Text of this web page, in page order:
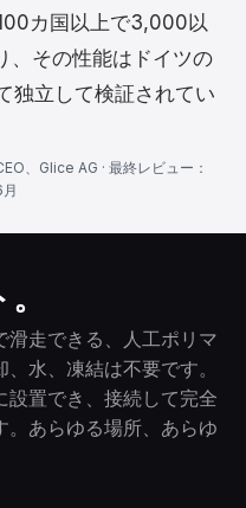
カ国以上で3,000以
、その性能はドイツの
独立して検証されてい
、Glice AG · 最終レビュー：
滑走できる、人工ポリマ
水、凍結は不要です。
設置でき、接続して完全
。あらゆる場所、あらゆ